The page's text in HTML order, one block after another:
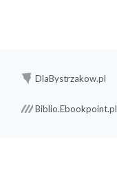
DlaBystrzakow.pl
Biblio.Ebookpoint.pl